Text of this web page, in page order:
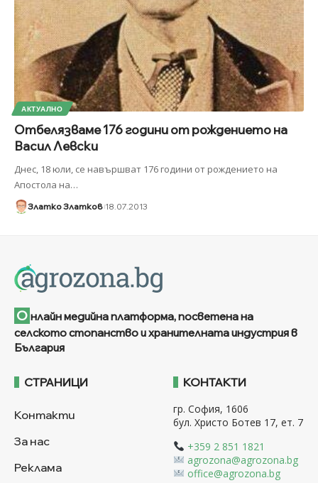
АКТУАЛНО
Отбелязваме 176 години от рождението на
Васил Левски
Днес, 18 юли, се навършват 176 години от рождението на
Апостола на…
Златко Златков 18.07.2013
О нлайн медийна платформа, посветена на
селското стопанство и хранителната индустрия в
България
СТРАНИЦИ
Контакти
За нас
Реклама
КОНТАКТИ
гр. София, 1606
бул. Христо Ботев 17, ет. 7
+359 2 851 1821
agrozona@agrozona.bg
office@agrozona.bg